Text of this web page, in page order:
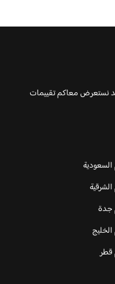
نستعرض معاكم تقييمات
جدة